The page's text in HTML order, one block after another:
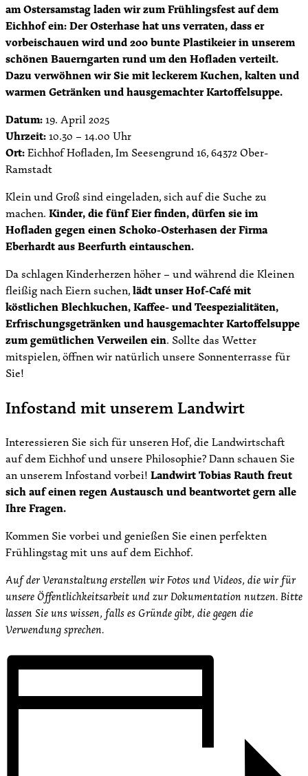
am Ostersamstag laden wir zum Frühlingsfest auf dem
Eichhof ein: Der Osterhase hat uns verraten, dass er
vorbeischauen wird und 200 bunte Plastikeier in unserem
schönen Bauerngarten rund um den Hofladen verteilt.
Dazu verwöhnen wir Sie mit leckerem Kuchen, kalten und
warmen Getränken und hausgemachter Kartoffelsuppe.
Datum:19. April 2025
Uhrzeit:10.30 – 14.00 Uhr
Ort:Eichhof Hofladen, Im Seesengrund 16, 64372 Ober-
Ramstadt
Klein und Groß sind eingeladen, sich auf die Suche zu
machen. Kinder, die fünf Eier finden, dürfen sie im
Hofladen gegen einen Schoko-Osterhasen der Firma
Eberhardt aus Beerfurth eintauschen.
Da schlagen Kinderherzen höher – und während die Kleinen
fleißig nach Eiern suchen,lädt unser Hof-Café mit
köstlichen Blechkuchen, Kaffee- und Teespezialitäten,
Erfrischungsgetränken und hausgemachter Kartoffelsuppe
zum gemütlichen Verweilen ein. Sollte das Wetter
mitspielen, öffnen wir natürlich unsere Sonnenterrasse für
Sie!
Infostand mit unserem Landwirt
Interessieren Sie sich für unseren Hof, die Landwirtschaft
auf dem Eichhof und unsere Philosophie? Dann schauen Sie
an unserem Infostand vorbei! Landwirt Tobias Rauth freut
sich auf einen regen Austausch und beantwortet gern alle
Ihre Fragen.
Kommen Sie vorbei und genießen Sie einen perfekten
Frühlingstag mit uns auf dem Eichhof.
Auf der Veranstaltung erstellen wir Fotos und Videos, die wir für
unsere Öffentlichkeitsarbeit und zur Dokumentation nutzen. Bitte
lassen Sie uns wissen, falls es Gründe gibt, die gegen die
Verwendung sprechen.